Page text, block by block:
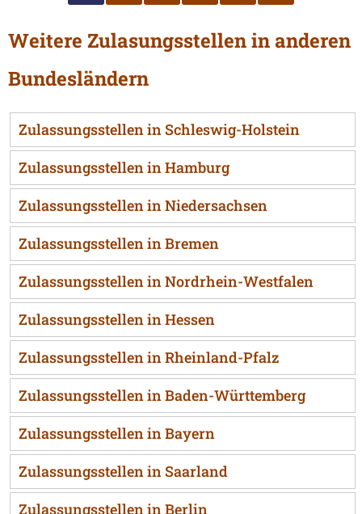
Weitere Zulasungsstellen in anderen
Bundesländern
Zulassungsstellen in Schleswig-Holstein
Zulassungsstellen in Hamburg
Zulassungsstellen in Niedersachsen
Zulassungsstellen in Bremen
Zulassungsstellen in Nordrhein-Westfalen
Zulassungsstellen in Hessen
Zulassungsstellen in Rheinland-Pfalz
Zulassungsstellen in Baden-Württemberg
Zulassungsstellen in Bayern
Zulassungsstellen in Saarland
Zulassungsstellen in Berlin